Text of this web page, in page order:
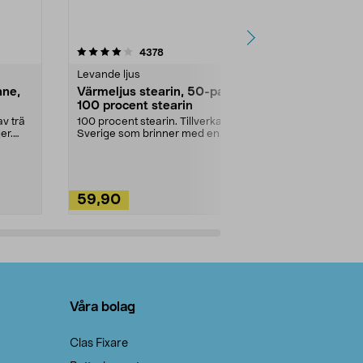
trä
4378recensioner
Levande ljus
Värmeljus stearin, 50-pack,
100 procent stearin
100 procent stearin. Tillverkade i
Sverige som brinner med en
59,90
4.5av 5 stjärnor
Våra bolag
Clas Fixare